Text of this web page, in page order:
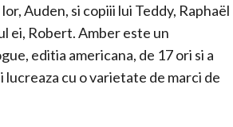
Auden, si copiii lui Teddy, Raphaël
ei, Robert. Amber este un
editia americana, de 17 ori si a
cu o varietate de marci de